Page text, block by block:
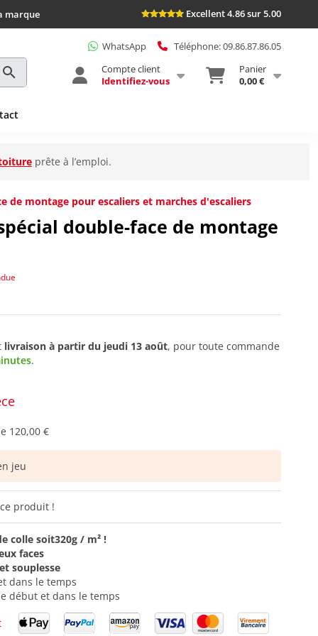
marque Excellent 4.86 sur 5.00
WhatsApp
Téléphone: 09.86.87.86.05
Compte client
Identifiez-vous
Panier
0,00 €
prête à l’emploi.
de montage pour escaliers et marches d'escaliers
double-face de montage
livraison à partir du jeudi 13 août, pour toute commande
.
120,00 €
jeu
produit !
colle soit320g / m² !
faces
souplesse
dans le temps
début et dans le temps